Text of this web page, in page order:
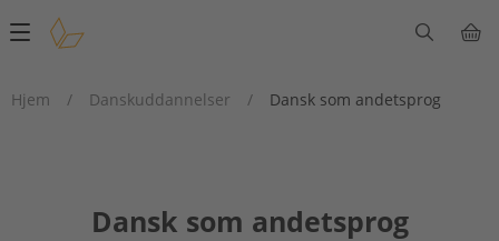
Main
Hjem
/ Danskuddannelser / Dansk som andetsprog
Dansk som andetsprog